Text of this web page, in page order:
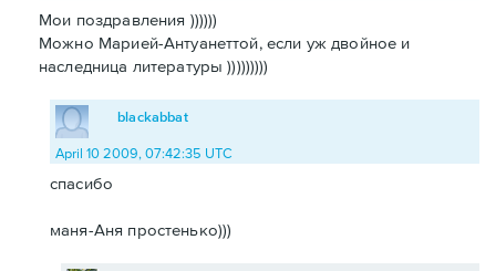
Мои поздравления ))))))
Можно Марией-Антуанеттой, если уж двойное и
наследница литературы )))))))))
blackabbat
April 10 2009, 07:42:35 UTC
спасибо
маня-Аня простенько)))